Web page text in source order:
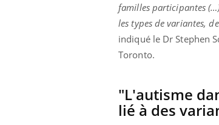
familles participantes
les types de variantes,
indiqué le Dr Stephen
Toronto.
"L'autisme
lié à des
Insuline & Charge mentale :
osait en parler??Youtube
En 2026, l'insuline dans le diabète
reste entourée d'idées reçues chez